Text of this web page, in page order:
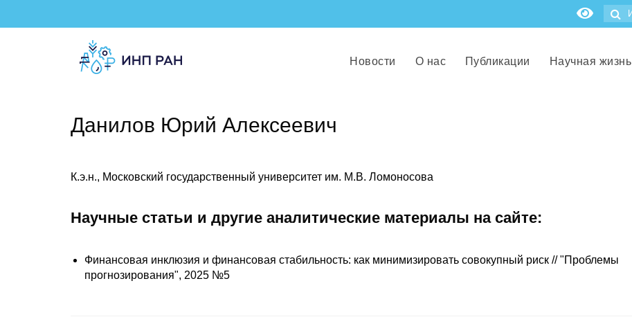
Новости О нас Публикации Научная жизнь
Данилов Юрий Алексеевич
К.э.н., Московский государственный университет им. М.В. Ломоносова
Научные статьи и другие аналитические материалы на сайте:
Финансовая инклюзия и финансовая стабильность: как минимизировать совокупный риск // "Проблемы
прогнозирования", 2025 №5